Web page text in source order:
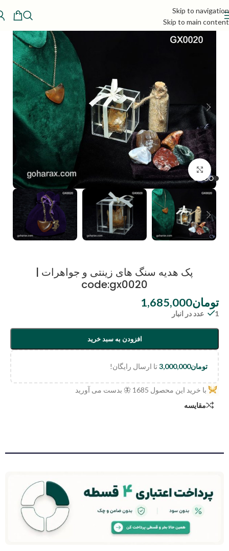
Skip to navigation
Skip to main content
بزرگنمایی تصویر
پک هدیه سنگ های زینتی و جواهرات |
code:gx0020
تومان1,685,000
1 عدد در انبار
افزودن به سبد خرید
تومان3,000,000تا ارسال رایگان!
با خرید این محصول 1685 🦋 بدست می آورید
مقایسه